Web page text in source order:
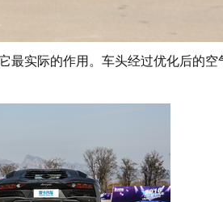
实际的作用。车头经过优化后的空